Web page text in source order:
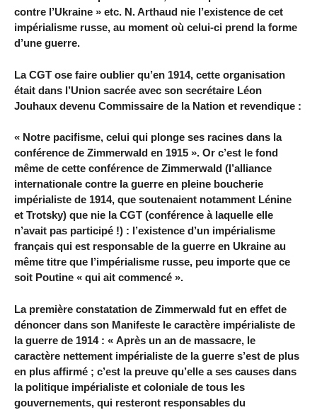
contre l’Ukraine » etc. N. Arthaud nie l’existence de cet
impérialisme russe, au moment où celui-ci prend la forme
d’une guerre.
La CGT ose faire oublier qu’en 1914, cette organisation
était dans l’Union sacrée avec son secrétaire Léon
Jouhaux devenu Commissaire de la Nation et revendique :
« Notre pacifisme, celui qui plonge ses racines dans la
conférence de Zimmerwald en 1915 ». Or c’est le fond
même de cette conférence de Zimmerwald (l’alliance
internationale contre la guerre en pleine boucherie
impérialiste de 1914, que soutenaient notamment Lénine
et Trotsky) que nie la CGT (conférence à laquelle elle
n’avait pas participé !) : l’existence d’un impérialisme
français qui est responsable de la guerre en Ukraine au
même titre que l’impérialisme russe, peu importe que ce
soit Poutine « qui ait commencé ».
La première constatation de Zimmerwald fut en effet de
dénoncer dans son Manifeste le caractère impérialiste de
la guerre de 1914 : « Après un an de massacre, le
caractère nettement impérialiste de la guerre s’est de plus
en plus affirmé ; c’est la preuve qu’elle a ses causes dans
la politique impérialiste et coloniale de tous les
gouvernements, qui resteront responsables du